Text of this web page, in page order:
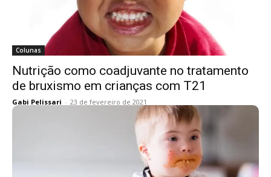
Colunas
Nutrição como coadjuvante no tratamento
de bruxismo em crianças com T21
Gabi Pelissari - 23 de fevereiro de 2021